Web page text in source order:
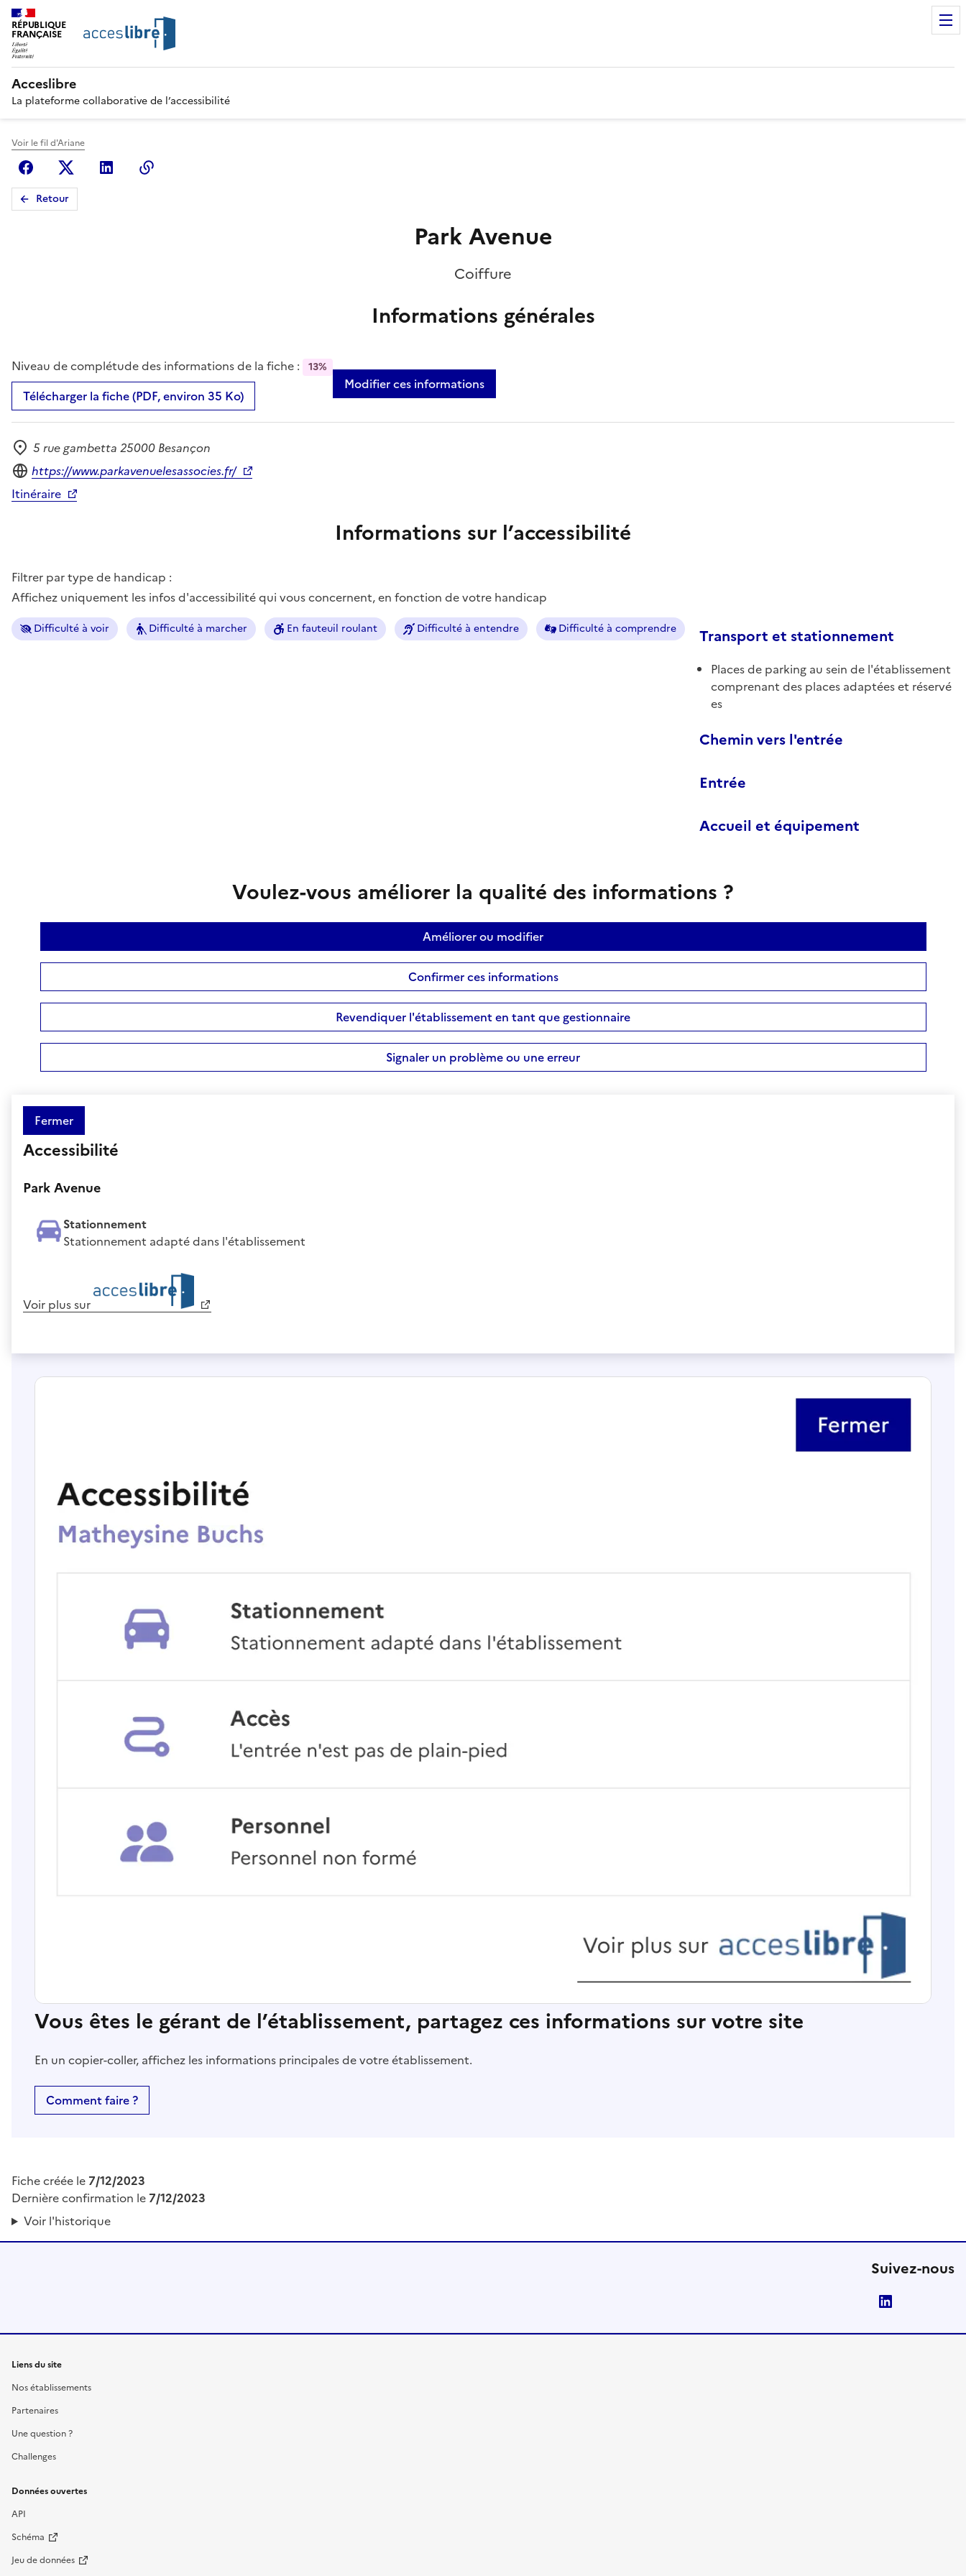
RÉPUBLIQUE
FRANÇAISE
Acceslibre
La plateforme collaborative de l’accessibilité
Voir le fil d'Ariane
FacebookX (anciennement Twitter)
Linkedin
Retour
Park Avenue
Coiffure
Informations générales
Niveau de complétude des informations de la fiche : 13%
Télécharger la fiche (PDF, environ 35 Ko)
Modifier ces informations
Adresse
5 rue gambetta 25000 Besançon
Site internet
https://www.parkavenuelesassocies.fr/
Itinéraire
Informations sur l’accessibilité
Filtrer par type de handicap :
Affichez uniquement les infos d'accessibilité qui vous concernent, en fonction de votre handicap
Difficulté à voir Difficulté à marcher En fauteuil roulant Difficulté à entendre Difficulté à comprendre Transport et stationnement
Places de parking au sein de l'établissement
comprenant des places adaptées et réservé
es
Chemin vers l'entrée
Entrée
Accueil et équipement
Voulez-vous améliorer la qualité des informations ?
Améliorer ou modifier
Confirmer ces informations
Revendiquer l'établissement en tant que gestionnaire
Signaler un problème ou une erreur
Fermer
Accessibilité
Park Avenue
Stationnement
Stationnement adapté dans l'établissement
Voir plus sur
Vous êtes le gérant de l’établissement, partagez ces informations sur votre site
En un copier-coller, affichez les informations principales de votre établissement.
Comment faire ?
Fiche créée le 7/12/2023
Dernière confirmation le 7/12/2023
Voir l'historique
Suivez-nous
Liens du site
Nos établissements
Partenaires
Une question ?
Challenges
Données ouvertes
API
Schéma
Jeu de données